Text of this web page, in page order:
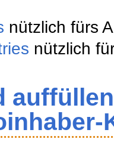
nützlich fürs
nützlich